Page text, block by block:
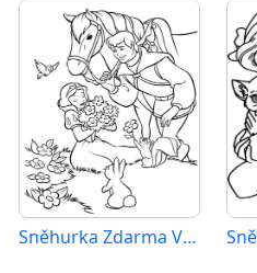
Sněhurka Zdarma Vymalovatelné Obrázek